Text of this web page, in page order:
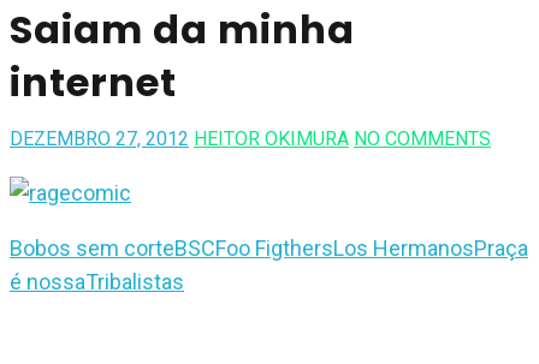
Saiam da minha
internet
DEZEMBRO 27, 2012 HEITOR OKIMURA NO COMMENTS
Bobos sem corteBSCFoo FigthersLos HermanosPraça
é nossaTribalistas